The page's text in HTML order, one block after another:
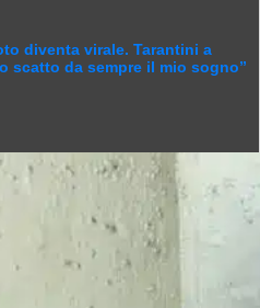
diventa virale. Tarantini a
scatto da sempre il mio sogno”